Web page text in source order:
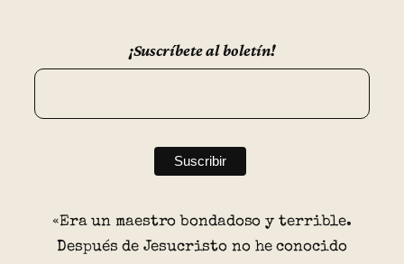
¡Suscríbete al boletín!
«Era un maestro bondadoso y terrible.
Después de Jesucristo no he conocido